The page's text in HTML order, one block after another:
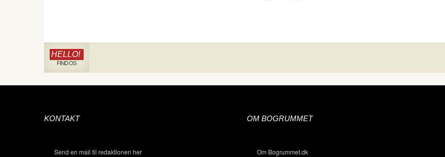
HELLO!
FIND OS
KONTAKT
Send en mail til redaktionen her
OM BOGRUMMET
Om Bogrummet.dk